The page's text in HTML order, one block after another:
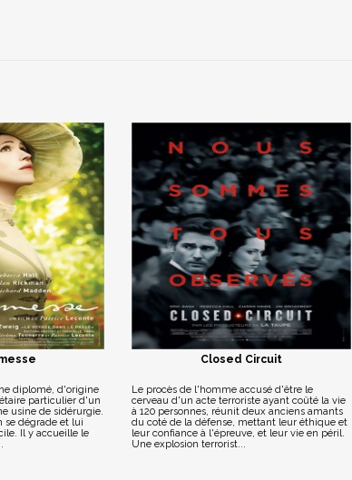
diplomé, d'origine
particulier d'un
usine de sidérurgie.
se dégrade et lui
Il y accueille le
Closed Circuit
Le procès de l'homme accusé d'être le
cerveau d'un acte terroriste ayant coûté la vie
à 120 personnes, réunit deux anciens amants
du coté de la défense, mettant leur éthique et
leur confiance à l'épreuve, et leur vie en péril.
Une explosion terrorist...